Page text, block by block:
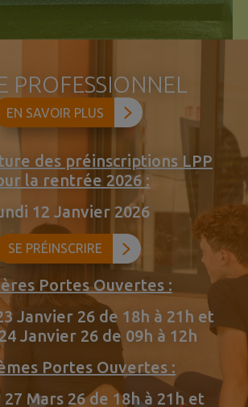
PROFESSIONNEL
EN SAVOIR PLUS
des préinscriptions LPP
la rentrée 2026 :
12 Janvier 2026
SE PRÉINSCRIRE
Portes Ouvertes :
Janvier 26 de 18h à 21h et
Janvier 26 de 09h à 12h
Portes Ouvertes :
Mars 26 de 18h à 21h et